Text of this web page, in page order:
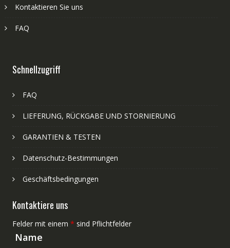
Kontaktieren Sie uns
FAQ
Schnellzugriff
FAQ
LIEFERUNG, RÜCKGABE UND STORNIERUNG
GARANTIEN & TESTEN
Datenschutz-Bestimmungen
Geschäftsbedingungen
Kontaktiere uns
Felder mit einem * sind Pflichtfelder
Name